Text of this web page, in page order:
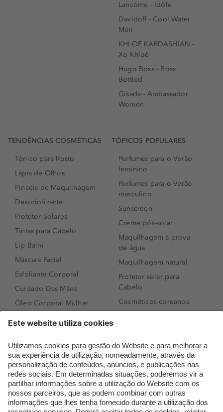
Lancôme - Idôle
Davidoff - Cool Water
Men
KHLOÉ KARDASHIAN -
Xo Khloè
Hugo Boss - Boss
Bottled
Gisada - Ambassador
Women
TENDÊNCIAS COSMÉTICAS
Tónico para Rosto
Lápis de Olhos
Pincéis de Maquilhagem
Desodorizante
Protetor Solares
Tintas para Cabelo
Lip Balm
Máscara Facial
Esfoliante Corporal
Cuidado Das Mãos
Óleo Corporal Mulher
Sérum de Rosto
Body mist & Spray
corporal
Produtos para Cabelo
Homem
TÓPICOS POPULARES
Perfumes para o Verão
feminino
Perfumes para o Verão
masculino
Sunscreen
Creme pós-solar
Maquilhagem à prova
de água
Maquilhagem natural
Protetor solar para
Cabelo
Cosméticos coreanos
Perfumes árabes
Novidades
Melhores Perfumes
Femininos
TOP 10: Perfumes
Masculinos